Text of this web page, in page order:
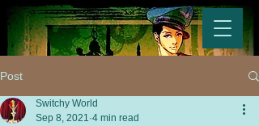
Post
Switchy World
Sep 8, 2021 4 min read